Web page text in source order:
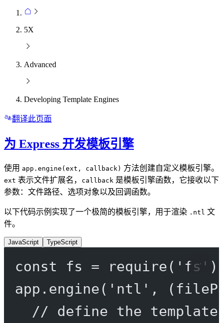
5X
Advanced
Developing Template Engines
翻译此页面
为 Express 开发模板引擎
使用 app.engine(ext, callback) 方法创建自定义模板引擎。
ext 表示文件扩展名， callback 是模板引擎函数，它接收以下
参数：文件路径、选项对象以及回调函数。
以下代码示例实现了一个极简的模板引擎，用于渲染 .ntl 文
件。
JavaScript TypeScript
const fs = require( 'fs'
app. engine( 'ntl' , (
// define the template